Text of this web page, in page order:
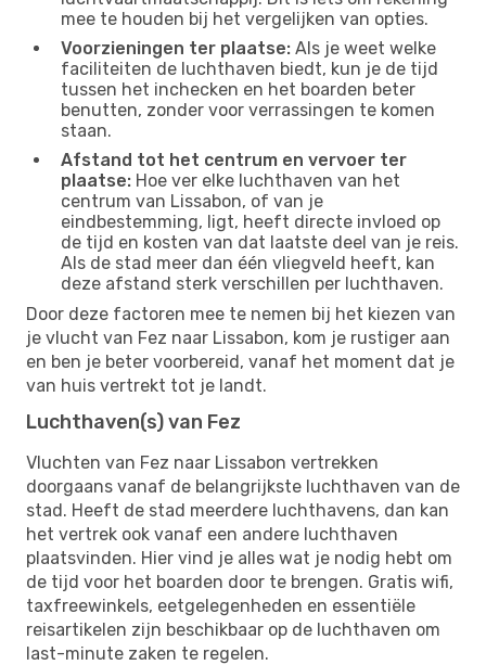
mee te houden bij het vergelijken van opties.
Voorzieningen ter plaatse: Als je weet welke
faciliteiten de luchthaven biedt, kun je de tijd
tussen het inchecken en het boarden beter
benutten, zonder voor verrassingen te komen
staan.
Afstand tot het centrum en vervoer ter
plaatse: Hoe ver elke luchthaven van het
centrum van Lissabon, of van je
eindbestemming, ligt, heeft directe invloed op
de tijd en kosten van dat laatste deel van je reis.
Als de stad meer dan één vliegveld heeft, kan
deze afstand sterk verschillen per luchthaven.
Door deze factoren mee te nemen bij het kiezen van
je vlucht van Fez naar Lissabon, kom je rustiger aan
en ben je beter voorbereid, vanaf het moment dat je
van huis vertrekt tot je landt.
Luchthaven(s) van Fez
Vluchten van Fez naar Lissabon vertrekken
doorgaans vanaf de belangrijkste luchthaven van de
stad. Heeft de stad meerdere luchthavens, dan kan
het vertrek ook vanaf een andere luchthaven
plaatsvinden. Hier vind je alles wat je nodig hebt om
de tijd voor het boarden door te brengen. Gratis wifi,
taxfreewinkels, eetgelegenheden en essentiële
reisartikelen zijn beschikbaar op de luchthaven om
last-minute zaken te regelen.